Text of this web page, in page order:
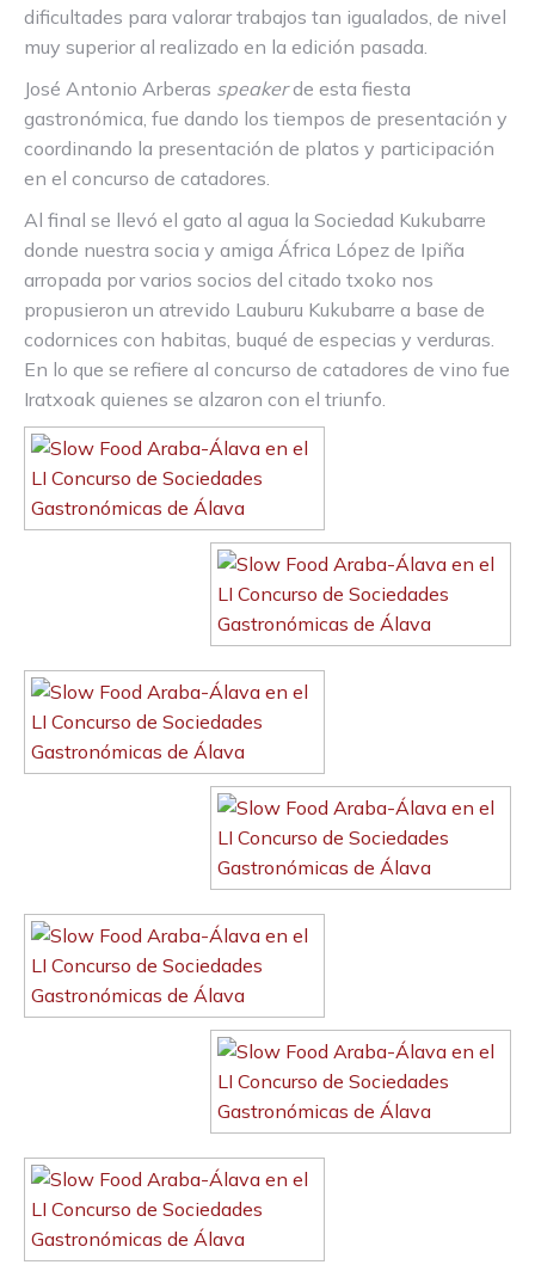
dificultades para valorar trabajos tan igualados, de nivel
muy superior al realizado en la edición pasada.
José Antonio Arberas speakerde esta fiesta
gastronómica, fue dando los tiempos de presentación y
coordinando la presentación de platos y participación
en el concurso de catadores.
Al final se llevó el gato al agua la Sociedad Kukubarre
donde nuestra socia y amiga África López de Ipiña
arropada por varios socios del citado txoko nos
propusieron un atrevido Lauburu Kukubarre a base de
codornices con habitas, buqué de especias y verduras.
En lo que se refiere al concurso de catadores de vino fue
Iratxoak quienes se alzaron con el triunfo.